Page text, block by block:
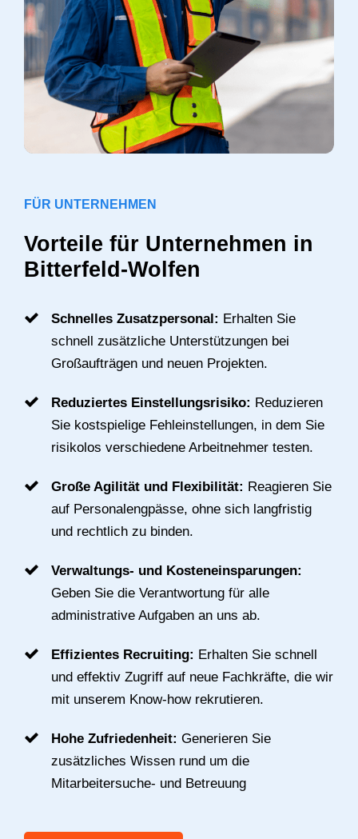
FÜR UNTERNEHMEN
Vorteile für Unternehmen in
Bitterfeld-Wolfen
Schnelles Zusatzpersonal: Erhalten Sie
schnell zusätzliche Unterstützungen bei
Großaufträgen und neuen Projekten.
Reduziertes Einstellungsrisiko: Reduzieren
Sie kostspielige Fehleinstellungen, in dem Sie
risikolos verschiedene Arbeitnehmer testen.
Große Agilität und Flexibilität: Reagieren Sie
auf Personalengpässe, ohne sich langfristig
und rechtlich zu binden.
Verwaltungs- und Kosteneinsparungen:
Geben Sie die Verantwortung für alle
administrative Aufgaben an uns ab.
Effizientes Recruiting: Erhalten Sie schnell
und effektiv Zugriff auf neue Fachkräfte, die wir
mit unserem Know-how rekrutieren.
Hohe Zufriedenheit: Generieren Sie
zusätzliches Wissen rund um die
Mitarbeitersuche- und Betreuung